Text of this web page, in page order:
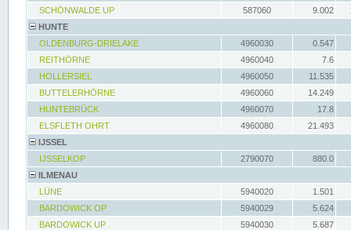
SCHÖNWALDE UP
587060 9.002
HUNTE
OLDENBURG-DRIELAKE
4960030
0.547
REITHÖRNE
4960040
7.6
HOLLERSIEL
4960050
11.535
BUTTELERHÖRNE
4960060
14.249
HUNTEBRÜCK
4960070
17.8
ELSFLETH OHRT
4960080
21.493
IJSSEL
IJSSELKOP
2790070
880.0
ILMENAU
LÜNE
5940020
1.501
BARDOWICK OP
5940029
5.624
BARDOWICK UP
5940030
5.687